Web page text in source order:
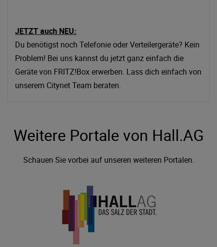
JETZT auch NEU:
Du benötigst noch Telefonie oder Verteilergeräte? Kein
Problem! Bei uns kannst du jetzt ganz einfach die
Geräte von FRITZ!Box erwerben. Lass dich einfach von
unserem Citynet Team beraten.
Weitere Portale von Hall.AG
Schauen Sie vorbei auf unseren weiteren Portalen.